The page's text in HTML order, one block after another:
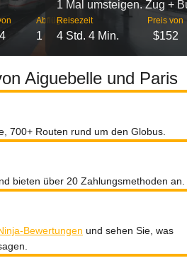
Abflüge
1
1 Mal umsteigen. Zug +
Reisezeit
4 Std. 4 Min.
Preis von
$152
Aiguebelle und Paris
700+ Routen rund um den Globus.
bieten über 20 Zahlungsmethoden an.
Bewertungen und sehen Sie, was